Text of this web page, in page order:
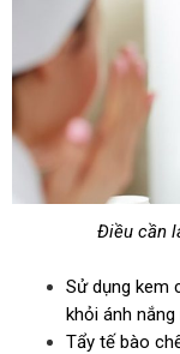
Điều cần
Sử dụng kem
khỏi ánh nắng
Tẩy tế bào